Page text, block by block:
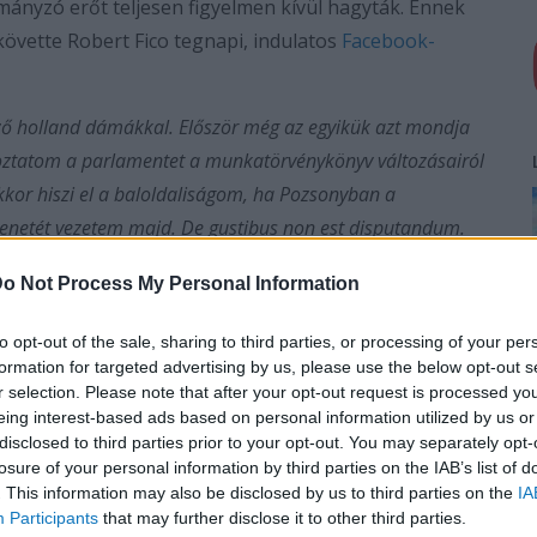
Not Process My Personal Information
opt-out of the sale, sharing to third parties, or processing of your
for targeted advertising by us, please use the below opt-out
selection. Please note that after your opt-out request is processed
interest-based ads based on personal information utilized by us
to third parties prior to your opt-out. You may separately
of your personal information by third parties on the IAB’s list of
This information may also be disclosed by us to third parties on the
Participants that may further disclose it to other third parties.
erőt teljesen figyelmen kívül hagyták. Ennek
Robert Fico tegnapi, indulatos Facebook-
holland dámákkal. Először még az egyikük azt mondja
a parlamentet a munkatörvénykönyv változásairól
hiszi el a baloldaliságom, ha Pozsonyban a
vezetem majd. De gustibus non est disputandum.
ügyében nálunk a szakértő primus inter
tíz feleség - a szerk.).
és illedelmesen fogadtam a Kuciak-gyilkosság
kijelentette, fel kell hagynom a politikával. Mintha
Hollandiát és a miniszterelnök lemondását
MIRŐL BESZÉLNEK (caps lock included - a szerk.).
országról okoskodik, bár nem is sejti, mi történik.